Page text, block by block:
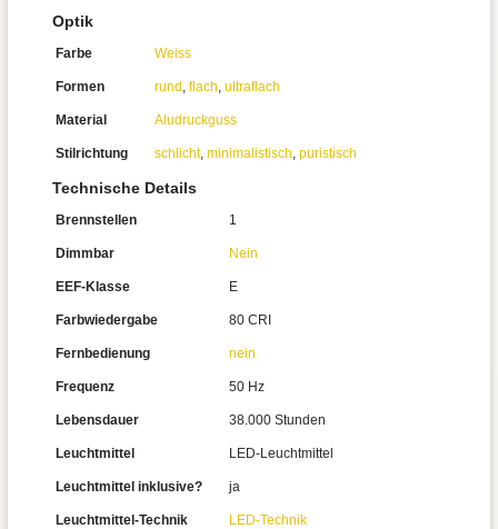
Optik
Farbe Weiss
Formen rund , flach, ultraflach
Material Aludruckguss
Stilrichtung schlicht, minimalistisch, puristisch
Technische Details
Brennstellen 1
Dimmbar Nein
EEF-Klasse E
Farbwiedergabe 80 CRI
Fernbedienung nein
Frequenz 50 Hz
Lebensdauer 38.000 Stunden
Leuchtmittel LED-Leuchtmittel
Leuchtmittel inklusive? ja
Leuchtmittel-Technik LED-Technik